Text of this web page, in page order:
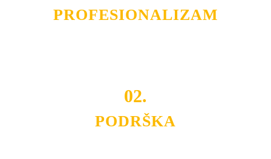
PROFESIONALIZAM
02.
PODRŠKA